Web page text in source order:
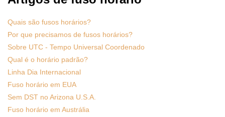
Quais são fusos horários?
Por que precisamos de fusos horários?
Sobre UTC - Tempo Universal Coordenado
Qual é o horário padrão?
Linha Dia Internacional
Fuso horário em EUA
Sem DST no Arizona U.S.A.
Fuso horário em Austrália